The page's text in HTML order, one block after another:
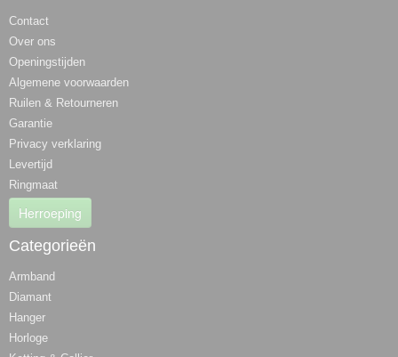
Contact
Over ons
Openingstijden
Algemene voorwaarden
Ruilen & Retourneren
Garantie
Privacy verklaring
Levertijd
Ringmaat
Herroeping
Categorieën
Armband
Diamant
Hanger
Horloge